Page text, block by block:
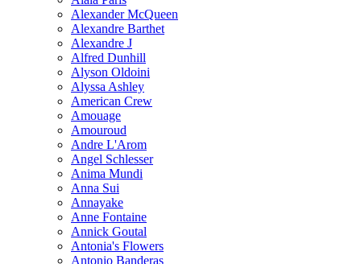
Alexander McQueen
Alexandre Barthet
Alexandre J
Alfred Dunhill
Alyson Oldoini
Alyssa Ashley
American Crew
Amouage
Amouroud
Andre L'Arom
Angel Schlesser
Anima Mundi
Anna Sui
Annayake
Anne Fontaine
Annick Goutal
Antonia's Flowers
Antonio Banderas